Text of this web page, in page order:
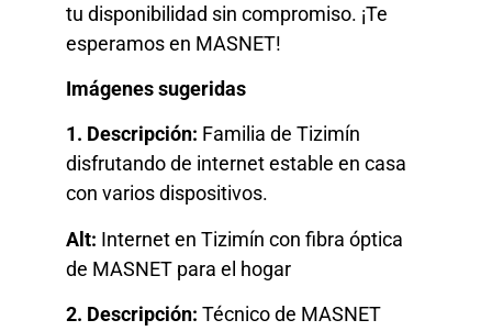
tu disponibilidad sin compromiso. ¡Te
esperamos en MASNET!
Imágenes sugeridas
1. Descripción: Familia de Tizimín
disfrutando de internet estable en casa
con varios dispositivos.
Alt: Internet en Tizimín con fibra óptica
de MASNET para el hogar
2. Descripción: Técnico de MASNET